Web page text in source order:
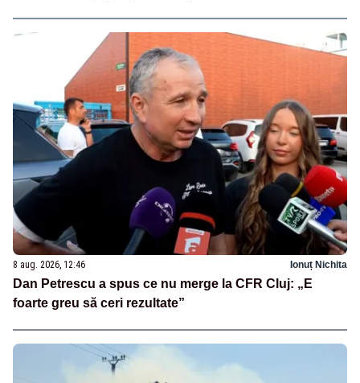
8 aug. 2026, 12:46 Ionuț Nichita
Dan Petrescu a spus ce nu merge la CFR Cluj: „E
foarte greu să ceri rezultate”